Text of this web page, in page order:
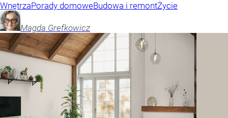
WnętrzaPorady domoweBudowa i remontŻycie
Magda Grefkowicz